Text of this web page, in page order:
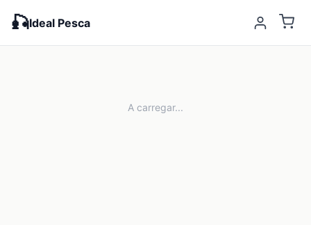
🎣Ideal Pesca
A carregar...